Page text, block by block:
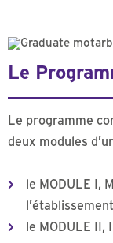
Le
Le programme
deux modules
le MODULE I,
le MODULE